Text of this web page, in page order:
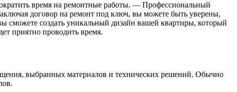
время на ремонтные работы. — Профессиональный
договор на ремонт под ключ, вы можете быть уверены,
сможете создать уникальный дизайн вашей квартиры, который
приятно проводить время.
выбранных материалов и технических решений. Обычно